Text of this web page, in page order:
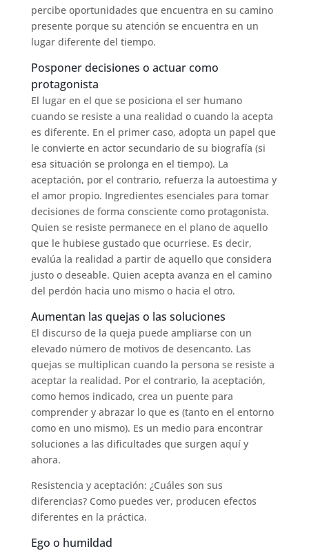
percibe oportunidades que encuentra en su camino
presente porque su atención se encuentra en un
lugar diferente del tiempo.
Posponer decisiones o actuar como
protagonista
El lugar en el que se posiciona el ser humano
cuando se resiste a una realidad o cuando la acepta
es diferente. En el primer caso, adopta un papel que
le convierte en actor secundario de su biografía (si
esa situación se prolonga en el tiempo). La
aceptación, por el contrario, refuerza la autoestima y
el amor propio. Ingredientes esenciales para tomar
decisiones de forma consciente como protagonista.
Quien se resiste permanece en el plano de aquello
que le hubiese gustado que ocurriese. Es decir,
evalúa la realidad a partir de aquello que considera
justo o deseable. Quien acepta avanza en el camino
del perdón hacia uno mismo o hacia el otro.
Aumentan las quejas o las soluciones
El discurso de la queja puede ampliarse con un
elevado número de motivos de desencanto. Las
quejas se multiplican cuando la persona se resiste a
aceptar la realidad. Por el contrario, la aceptación,
como hemos indicado, crea un puente para
comprender y abrazar lo que es (tanto en el entorno
como en uno mismo). Es un medio para encontrar
soluciones a las dificultades que surgen aquí y
ahora.
Resistencia y aceptación: ¿Cuáles son sus
diferencias? Como puedes ver, producen efectos
diferentes en la práctica.
Ego o humildad